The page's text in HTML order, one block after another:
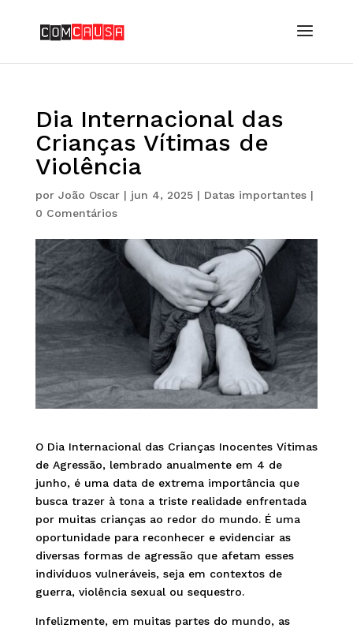
Dia Internacional das
Crianças Vítimas de
Violência
por João Oscar| jun 4, 2025| Datas importantes|
0 Comentários
O Dia Internacional das Crianças Inocentes Vítimas
de Agressão, lembrado anualmente em 4 de
junho, é uma data de extrema importância que
busca trazer à tona a triste realidade enfrentada
por muitas crianças ao redor do mundo. É uma
oportunidade para reconhecer e evidenciar as
diversas formas de agressão que afetam esses
indivíduos vulneráveis, seja em contextos de
guerra, violência sexual ou sequestro.
Infelizmente, em muitas partes do mundo, as